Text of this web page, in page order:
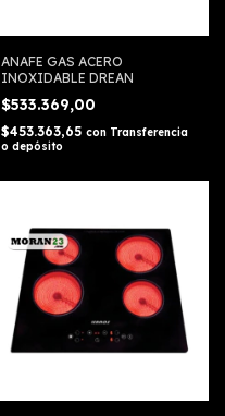
ANAFE GAS ACERO
INOXIDABLE DREAN
$533.369,00
$453.363,65 con Transferencia
o depósito